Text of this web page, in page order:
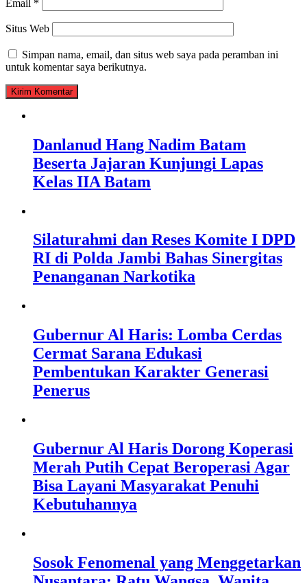
Email *
Situs Web
Simpan nama, email, dan situs web saya pada peramban ini
untuk komentar saya berikutnya.
Danlanud Hang Nadim Batam
Beserta Jajaran Kunjungi Lapas
Kelas IIA Batam
Silaturahmi dan Reses Komite I DPD
RI di Polda Jambi Bahas Sinergitas
Penanganan Narkotika
Gubernur Al Haris: Lomba Cerdas
Cermat Sarana Edukasi
Pembentukan Karakter Generasi
Penerus
Gubernur Al Haris Dorong Koperasi
Merah Putih Cepat Beroperasi Agar
Bisa Layani Masyarakat Penuhi
Kebutuhannya
Sosok Fenomenal yang Menggetarkan